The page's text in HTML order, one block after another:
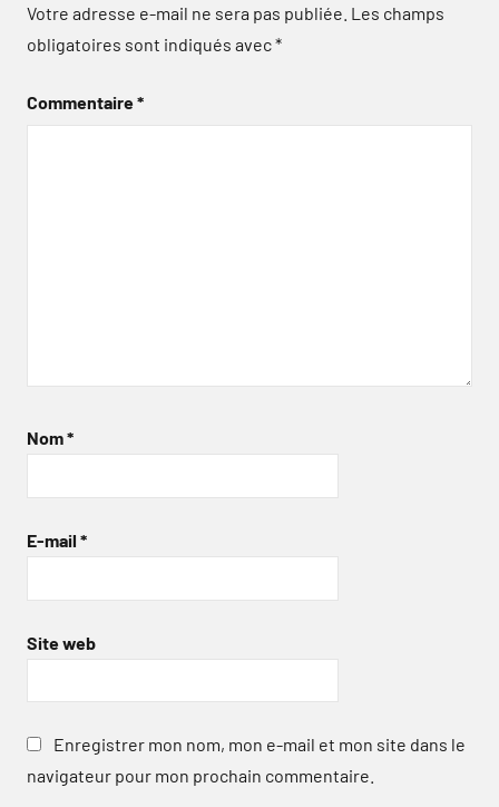
Votre adresse e-mail ne sera pas publiée. Les champs
obligatoires sont indiqués avec*
Commentaire*
Nom*
E-mail *
Site web
Enregistrer mon nom, mon e-mail et mon site dans le
navigateur pour mon prochain commentaire.